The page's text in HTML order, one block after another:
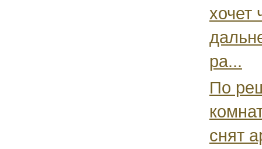
хочет
ра...
По
снят